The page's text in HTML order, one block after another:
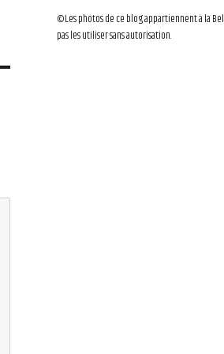
©Les photos de ce blog appartiennent à la
pas les utiliser sans autorisation.